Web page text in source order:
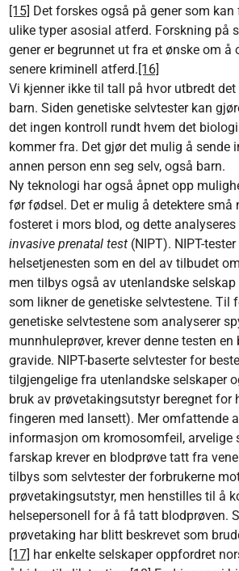
[15] Det forskes også på gener som
ulike typer asosial atferd. Forskning på
gener er begrunnet ut fra et ønske om å
senere kriminell atferd.[16]
Vi kjenner ikke til tall på hvor utbredt det
barn. Siden genetiske selvtester kan
det ingen kontroll rundt hvem det
kommer fra. Det gjør det mulig å sende
annen person enn seg selv, også barn.
Ny teknologi har også åpnet opp
før fødsel. Det er mulig å detektere små
fosteret i mors blod, og dette
invasive prenatal test (NIPT). NIPT-
helsetjenesten som en del av tilbudet
men tilbys også av utenlandske
som likner de genetiske selvtestene. Til
genetiske selvtestene som analyserer
munnhuleprøver, krever denne testen
gravide. NIPT-baserte selvtester for
tilgjengelige fra utenlandske selskaper
bruk av prøvetakingsutstyr beregnet for
fingeren med lansett). Mer omfattende
informasjon om kromosomfeil, arvelige
farskap krever en blodprøve tatt fra
tilbys som selvtester der forbrukerne
prøvetakingsutstyr, men henstilles til å
helsepersonell for å få tatt blodprøven.
prøvetaking har blitt beskrevet som
[17] har enkelte selskaper oppfordret